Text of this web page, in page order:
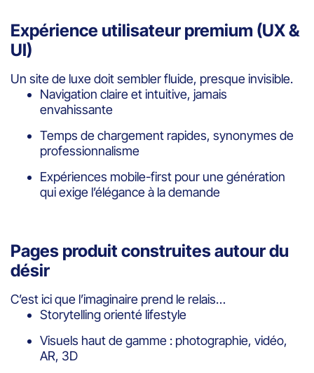
Expérience utilisateur premium (UX &
UI)
Un site de luxe doit sembler fluide, presque invisible.
Navigation claire et intuitive, jamais
envahissante
Temps de chargement rapides, synonymes de
professionnalisme
Expériences mobile-first pour une génération
qui exige l’élégance à la demande
Pages produit construites autour du
désir
C’est ici que l’imaginaire prend le relais…
Storytelling orienté lifestyle
Visuels haut de gamme : photographie, vidéo,
AR, 3D